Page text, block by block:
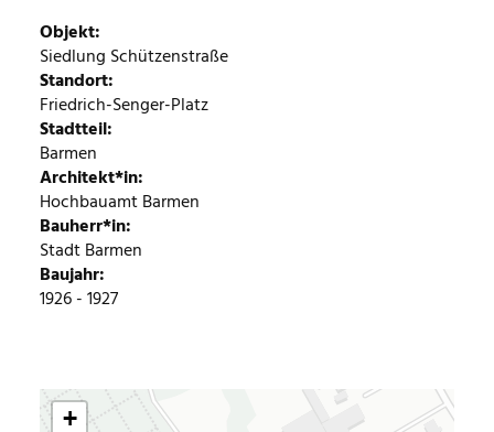
Objekt
Siedlung Schützenstraße
Standort
Friedrich-Senger-Platz
Stadtteil
Barmen
Architekt*in
Hochbauamt Barmen
Bauherr*in
Stadt Barmen
Baujahr
1926 - 1927
+